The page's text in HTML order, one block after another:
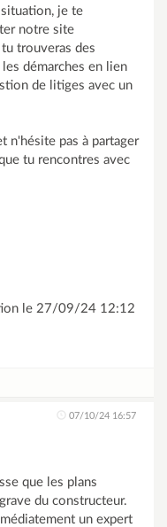
situation, je te
notre site
trouveras des
démarches en lien
de litiges avec un
n'hésite pas à partager
tu rencontres avec
le 27/09/24 12:12
07/10/24 16:57
que les plans
du constructeur.
un expert